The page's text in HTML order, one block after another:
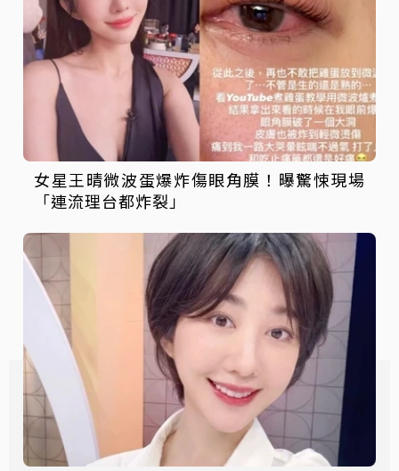
女星王晴微波蛋爆炸傷眼角膜！曝驚悚現場
「連流理台都炸裂」